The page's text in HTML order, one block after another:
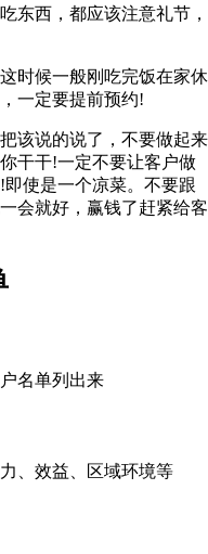
西，都应该注意礼节，
候一般刚吃完饭在家休
一定要提前预约!
说的说了，不要做起来
干干!一定不要让客户做
使是一个凉菜。不要跟
会就好，赢钱了赶紧给客
名单列出来
、效益、区域环境等